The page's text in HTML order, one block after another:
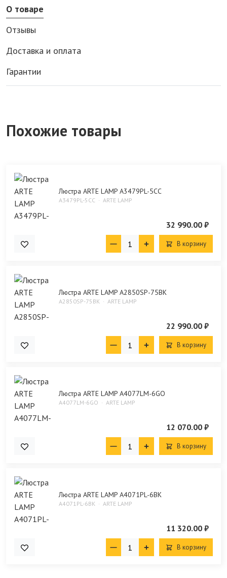
О товаре
Отзывы
Доставка и оплата
Гарантии
Похожие товары
Люстра ARTE LAMP A3479PL-5CC
A3479PL-5CC ARTE LAMP
32 990.00 ₽
В корзину
Люстра ARTE LAMP A2850SP-75BK
A2850SP-75BK ARTE LAMP
22 990.00 ₽
В корзину
Люстра ARTE LAMP A4077LM-6GO
A4077LM-6GO ARTE LAMP
12 070.00 ₽
В корзину
Люстра ARTE LAMP A4071PL-6BK
A4071PL-6BK ARTE LAMP
11 320.00 ₽
В корзину